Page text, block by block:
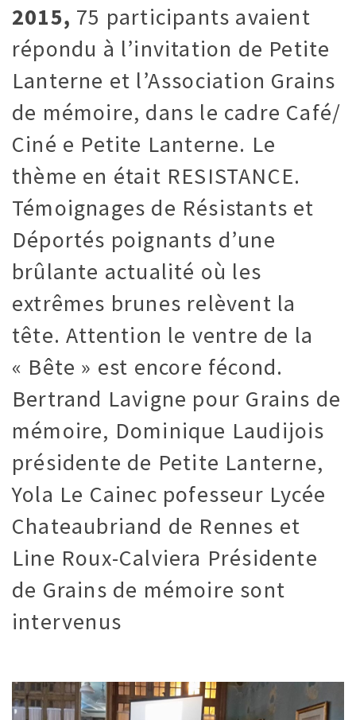
2015, 75 participants avaient
répondu à l’invitation de Petite
Lanterne et l’Association Grains
de mémoire, dans le cadre Café/
Ciné e Petite Lanterne. Le
thème en était RESISTANCE.
Témoignages de Résistants et
Déportés poignants d’une
brûlante actualité où les
extrêmes brunes relèvent la
tête. Attention le ventre de la
« Bête » est encore fécond.
Bertrand Lavigne pour Grains de
mémoire, Dominique Laudijois
présidente de Petite Lanterne,
Yola Le Cainec pofesseur Lycée
Chateaubriand de Rennes et
Line Roux-Calviera Présidente
de Grains de mémoire sont
intervenus